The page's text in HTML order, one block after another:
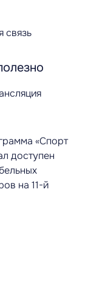
связь
«Спорт
доступен
на 11-й